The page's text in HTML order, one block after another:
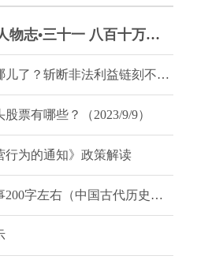
【三国杀】乱世烽烟人物志•三十一 八百十万（215年）
偷拍图片和视频都去哪儿了？斩断非法利益链刻不容缓
票有哪些？（2023/9/9）
行为的通知》政策解读
中国古代历史人物故事200字左右（中国古代历史人物故事）